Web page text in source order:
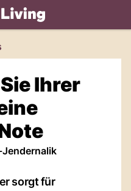
Ihrer
sorgt für